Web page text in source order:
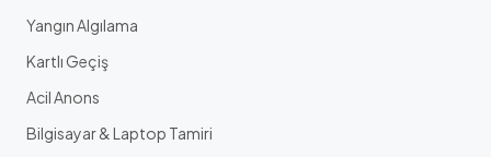
Yangın Algılama
Kartlı Geçiş
Acil Anons
Bilgisayar & Laptop Tamiri